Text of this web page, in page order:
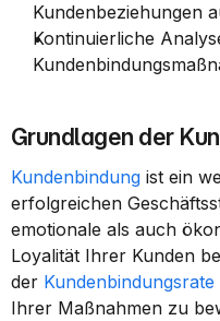
Kundenbeziehungen
Kontinuierliche
Grundlagen der
Kundenbindung ist ein
erfolgreichen
emotionale als auch
Loyalität Ihrer Kunden
der Kundenbindungsrate
Ihrer Maßnahmen zu